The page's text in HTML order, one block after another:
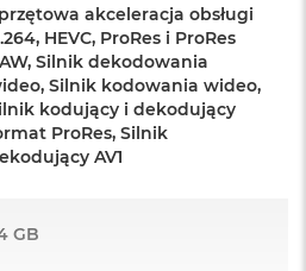
m)
akceleracja obsługi
HEVC, ProRes i ProRes
Silnik dekodowania
Silnik kodowania wideo,
kodujący i dekodujący
ProRes, Silnik
AV1
GB